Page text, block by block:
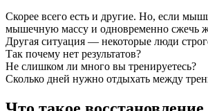
Скорее всего есть и другие. Но, если
мышечную массу и одновременно сжечь
Другая ситуация — некоторые люди
Так почему нет результатов?
Не слишком ли много вы тренируетесь?
Сколько дней нужно отдыхать между